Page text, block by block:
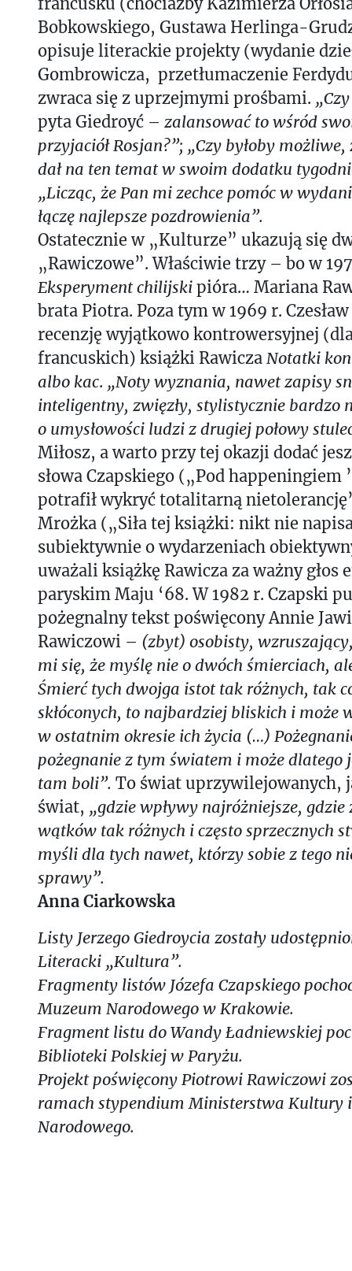
Bobkowskiego, Gustawa Herlinga-
opisuje literackie projekty (wydanie
Gombrowicza, przetłumaczenie
zwraca się z uprzejmymi prośbami.
pyta Giedroyć – zalansować to wśród
przyjaciół Rosjan?”; „Czy byłoby możliwe,
dał na ten temat w swoim dodatku
„Licząc, że Pan mi zechce pomóc w
łączę najlepsze pozdrowienia”.
Ostatecznie w „Kulturze” ukazują się
„Rawiczowe”. Właściwie trzy – bo w
Eksperyment chilijski pióra… Mariana
brata Piotra. Poza tym w 1969 r.
recenzję wyjątkowo kontrowersyjnej
francuskich) książki Rawicza Notatki
albo kac. „Noty wyznania, nawet zapisy
inteligentny, zwięzły, stylistycznie bardzo
o umysłowości ludzi z drugiej połowy
Miłosz, a warto przy tej okazji dodać
słowa Czapskiego („Pod happeningiem
potrafił wykryć totalitarną
Mrożka („Siła tej książki: nikt nie
subiektywnie o wydarzeniach
uważali książkę Rawicza za ważny głos
paryskim Maju ‘68. W 1982 r. Czapski
pożegnalny tekst poświęcony Annie
Rawiczowi – (zbyt) osobisty,
mi się, że myślę nie o dwóch śmierciach,
Śmierć tych dwojga istot tak różnych, tak
skłóconych, to najbardziej bliskich i może
w ostatnim okresie ich życia (…)
pożegnanie z tym światem i może dlatego
tam boli”. To świat uprzywilejowanych,
świat, „gdzie wpływy najróżniejsze,
wątków tak różnych i często sprzecznych
myśli dla tych nawet, którzy sobie z tego
sprawy”.
Anna Ciarkowska
Listy Jerzego Giedroycia zostały
Literacki „Kultura”.
Fragmenty listów Józefa Czapskiego
Muzeum Narodowego w Krakowie.
Fragment listu do Wandy Ładniewskiej
Biblioteki Polskiej w Paryżu.
Projekt poświęcony Piotrowi Rawiczowi
ramach stypendium Ministerstwa Kultury
Narodowego.